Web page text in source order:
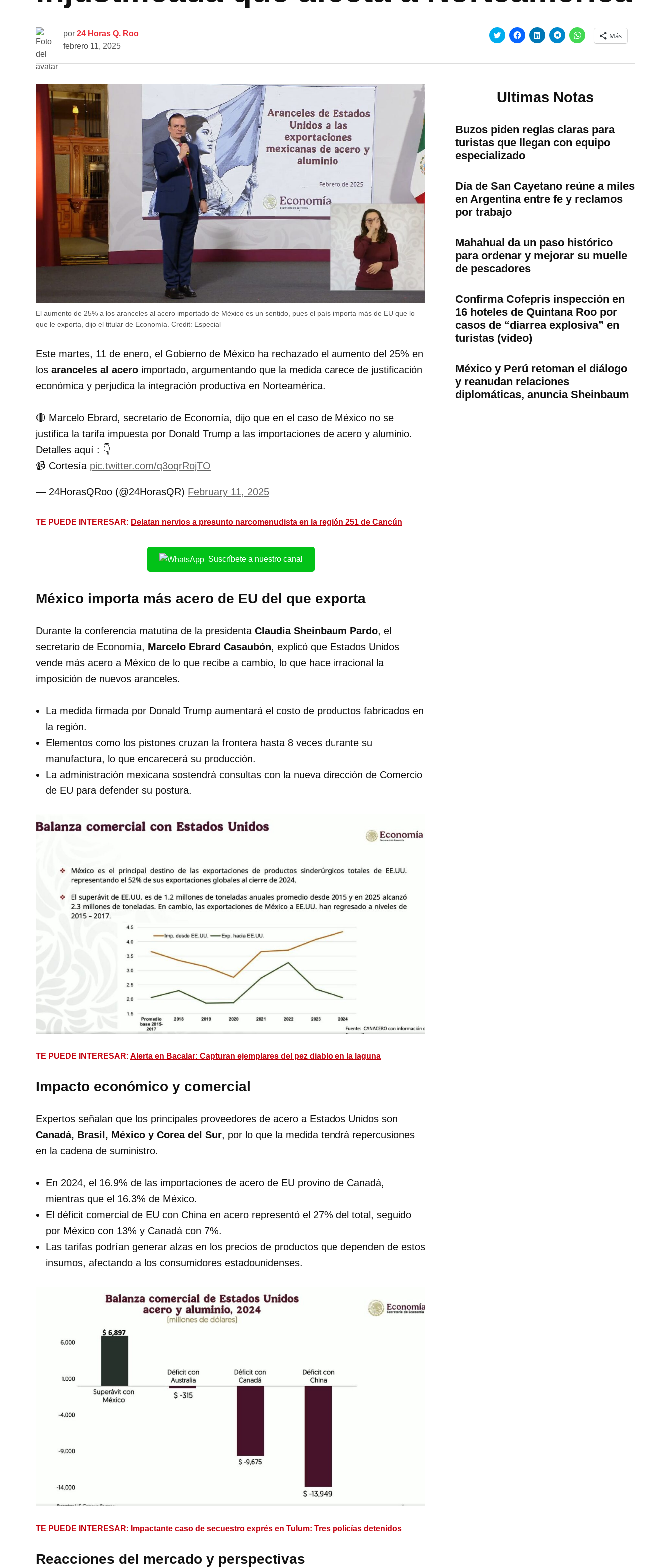
por 24 Horas Q. Roo
febrero 11, 2025
Haz
clic
Twitter
una
ventana
Haz
clic
Facebook
una
ventana
Haz
clic
LinkedIn
una
ventana
Haz
clic
Telegram
una
ventana
Haz
clic
WhatsApp
una
ventana
Más
El aumento de 25% a los aranceles al acero importado de México es un sentido, pues el país importa más de EU que lo
que le exporta, dijo el titular de Economía. Credit: Especial
Este martes, 11 de enero, el Gobierno de México ha rechazado el aumento del 25% en
los aranceles al acero importado, argumentando que la medida carece de justificación
económica y perjudica la integración productiva en Norteamérica.
🔴 Marcelo Ebrard, secretario de Economía, dijo que en el caso de México no se
justifica la tarifa impuesta por Donald Trump a las importaciones de acero y aluminio.
Detalles aquí : 👇
📹 Cortesía pic.twitter.com/q3oqrRojTO
— 24HorasQRoo (@24HorasQR) February 11, 2025
TE PUEDE INTERESAR: Delatan nervios a presunto narcomenudista en la región 251 de Cancún
Suscríbete a nuestro canal
México importa más acero de EU del que exporta
Durante la conferencia matutina de la presidenta Claudia Sheinbaum Pardo, el
secretario de Economía, Marcelo Ebrard Casaubón, explicó que Estados Unidos
vende más acero a México de lo que recibe a cambio, lo que hace irracional la
imposición de nuevos aranceles.
La medida firmada por Donald Trump aumentará el costo de productos fabricados en
la región.
Elementos como los pistones cruzan la frontera hasta 8 veces durante su
manufactura, lo que encarecerá su producción.
La administración mexicana sostendrá consultas con la nueva dirección de Comercio
de EU para defender su postura.
TE PUEDE INTERESAR: Alerta en Bacalar: Capturan ejemplares del pez diablo en la laguna
Impacto económico y comercial
Expertos señalan que los principales proveedores de acero a Estados Unidos son
Canadá, Brasil, México y Corea del Sur, por lo que la medida tendrá repercusiones
en la cadena de suministro.
En 2024, el 16.9% de las importaciones de acero de EU provino de Canadá,
mientras que el 16.3% de México.
El déficit comercial de EU con China en acero representó el 27% del total, seguido
por México con 13% y Canadá con 7%.
Las tarifas podrían generar alzas en los precios de productos que dependen de estos
insumos, afectando a los consumidores estadounidenses.
TE PUEDE INTERESAR: Impactante caso de secuestro exprés en Tulum: Tres policías detenidos
Reacciones del mercado y perspectivas
Ultimas Notas
Buzos piden reglas claras para
turistas que llegan con equipo
especializado
Día de San Cayetano reúne a miles
en Argentina entre fe y reclamos
por trabajo
Mahahual da un paso histórico
para ordenar y mejorar su muelle
de pescadores
Confirma Cofepris inspección en
16 hoteles de Quintana Roo por
casos de “diarrea explosiva” en
turistas (video)
México y Perú retoman el diálogo
y reanudan relaciones
diplomáticas, anuncia Sheinbaum